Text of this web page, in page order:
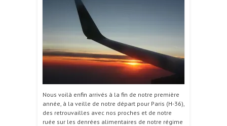
Nous voilà enfin arrivés à la fin de notre première
année, à la veille de notre départ pour Paris (H-36),
des retrouvailles avec nos proches et de notre
ruée sur les denrées alimentaires de notre régime